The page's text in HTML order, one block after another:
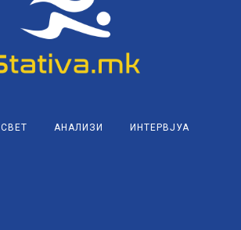
СВЕТ АНАЛИЗИ ИНТЕРВЈУА